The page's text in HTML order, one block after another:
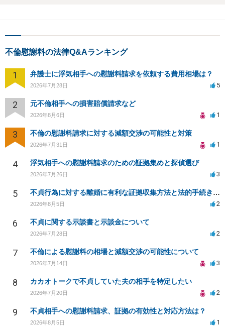
不倫慰謝料の法律Q&Aランキング
1 弁護士に浮気相手への慰謝料請求を依頼する費用相場は？
2026年7月28日 5
2 元不倫相手への損害賠償請求など
2026年8月6日 1
3 不倫の慰謝料請求に対する減額交渉の可能性と対策
2026年7月31日 1
4 浮気相手への慰謝料請求のための証拠集めと探偵選び
2026年7月26日 3
5 不貞行為に対する離婚に有利な証拠収集方法と法的手続きについて
2026年8月5日 2
6 不貞に関する示談書と示談金について
2026年7月28日 2
7 不倫による慰謝料の相場と減額交渉の可能性について
2026年7月14日 3
8 カカオトークで不貞していた夫の相手を特定したい
2026年7月20日 2
9 不貞相手への慰謝料請求、証拠の有効性と対応方法は？
2026年8月5日 1